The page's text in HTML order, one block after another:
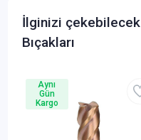
İlginizi
Bıçakları
Aynı
Gün
Kargo